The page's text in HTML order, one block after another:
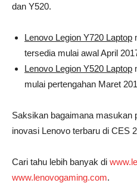
dan Y520.
Lenovo Legion Y720 Laptop
tersedia mulai awal April
Lenovo Legion Y520 Laptop
mulai pertengahan Maret
Saksikan bagaimana masukan
inovasi Lenovo terbaru di CES
Cari tahu lebih banyak di
www.lenovogaming.com.